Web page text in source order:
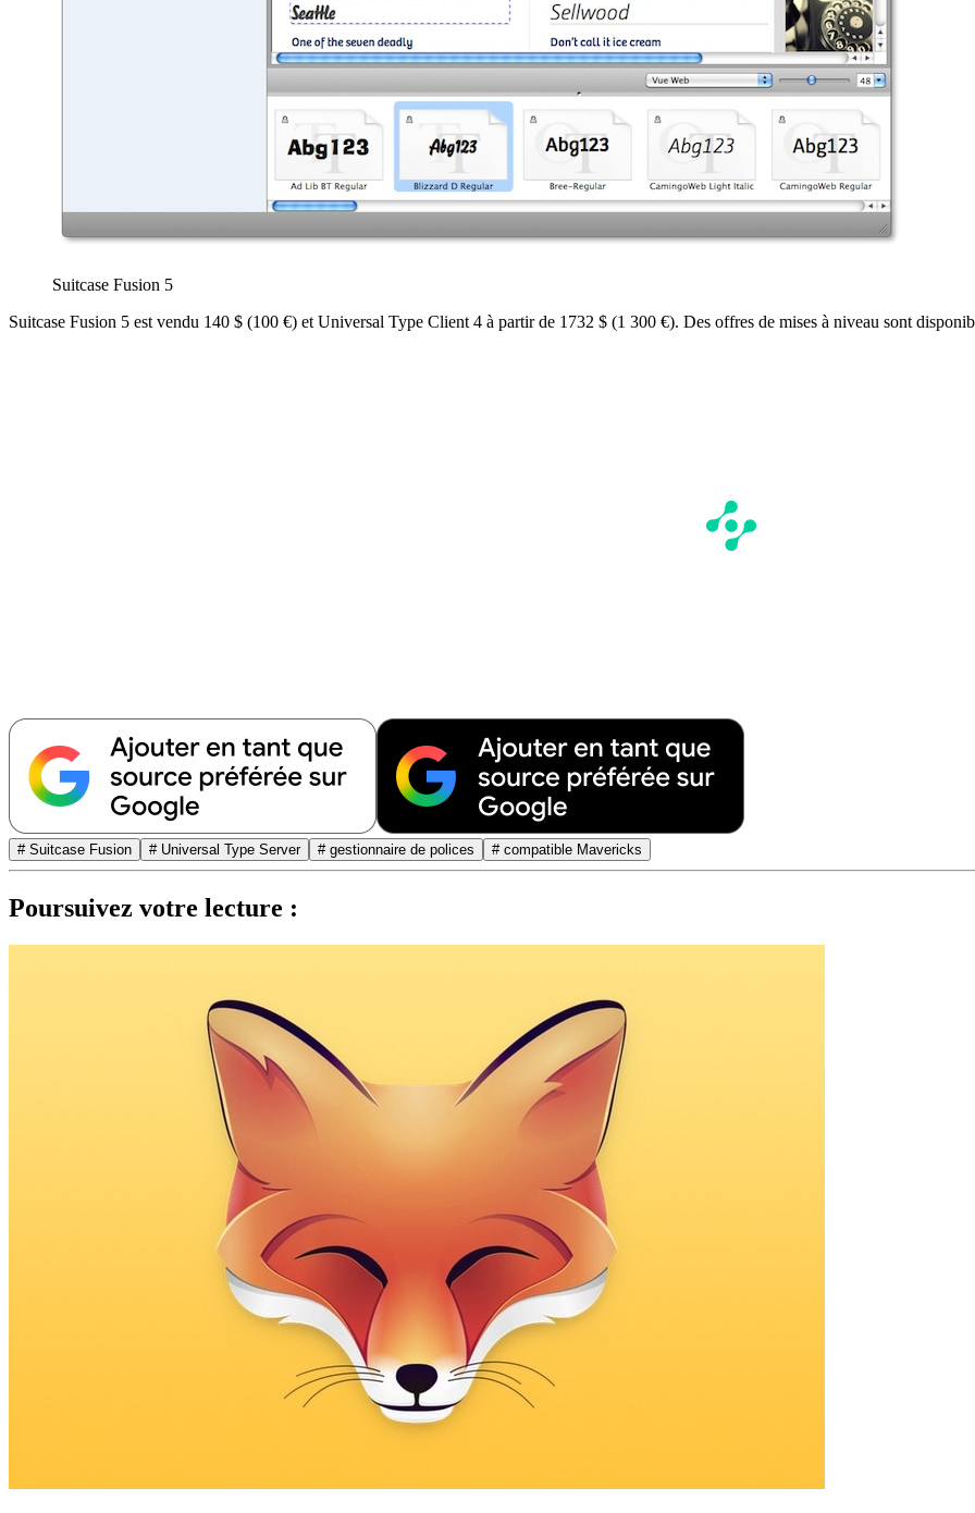
Suitcase Fusion 5
Suitcase Fusion 5 est vendu 140 $ (100 €) et Universal Type Client 4 à partir de 1732 $ (1 300 €). Des offres de mises à niveau sont
# Suitcase Fusion # Universal Type Server # gestionnaire de polices # compatible Mavericks
Poursuivez votre lecture :